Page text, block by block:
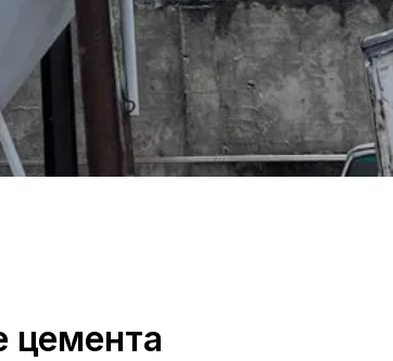
цемента